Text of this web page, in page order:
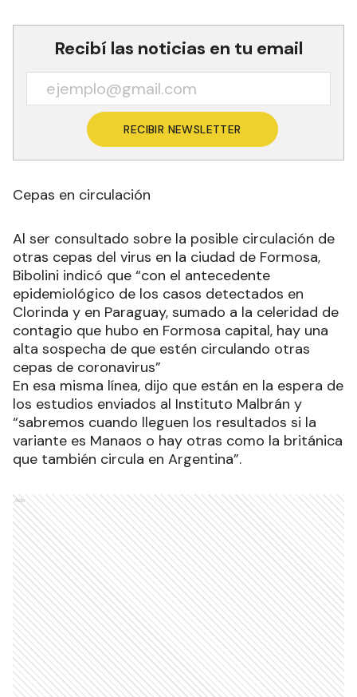
Recibí las noticias en tu email
RECIBIR NEWSLETTER
Cepas en circulación
Al ser consultado sobre la posible circulación de
otras cepas del virus en la ciudad de Formosa,
Bibolini indicó que “con el antecedente
epidemiológico de los casos detectados en
Clorinda y en Paraguay, sumado a la celeridad de
contagio que hubo en Formosa capital, hay una
alta sospecha de que estén circulando otras
cepas de coronavirus”
En esa misma línea, dijo que están en la espera de
los estudios enviados al Instituto Malbrán y
“sabremos cuando lleguen los resultados si la
variante es Manaos o hay otras como la británica
que también circula en Argentina”.
Ads